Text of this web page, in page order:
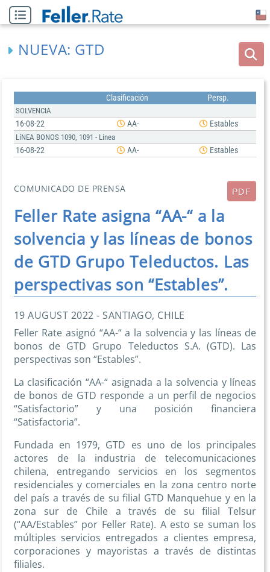
NUEVA: GTD
Clasificación Persp.
SOLVENCIA
16-08-22 AA- Estables
LíNEA BONOS 1090, 1091 - Linea
16-08-22 AA- Estables
COMUNICADO DE PRENSA PDF
Feller Rate asigna “AA-“ a la
solvencia y las líneas de bonos
de GTD Grupo Teleductos. Las
perspectivas son “Estables”.
19 AUGUST 2022 - SANTIAGO, CHILE
Feller Rate asignó “AA-“ a la solvencia y las líneas de
bonos de GTD Grupo Teleductos S.A. (GTD). Las
perspectivas son “Estables”.
La clasificación “AA-“ asignada a la solvencia y líneas
de bonos de GTD responde a un perfil de negocios
“Satisfactorio” y una posición financiera
“Satisfactoria”.
Fundada en 1979, GTD es uno de los principales
actores de la industria de telecomunicaciones
chilena, entregando servicios en los segmentos
residenciales y comerciales en la zona centro norte
del país a través de su filial GTD Manquehue y en la
zona sur de Chile a través de su filial Telsur
(“AA/Estables” por Feller Rate). A esto se suman los
múltiples servicios entregados a clientes empresa,
corporaciones y mayoristas a través de distintas
filiales.